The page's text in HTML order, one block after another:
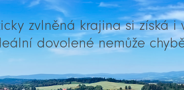
zvlněná krajina si získá i
dovolené nemůže